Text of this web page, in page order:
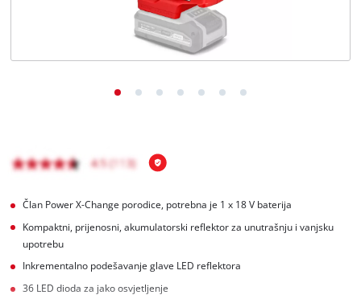
Član Power X-Change porodice, potrebna je 1 x 18 V baterija
Kompaktni, prijenosni, akumulatorski reflektor za unutrašnju i vanjsku
upotrebu
Inkrementalno podešavanje glave LED reflektora
36 LED dioda za jako osvjetljenje